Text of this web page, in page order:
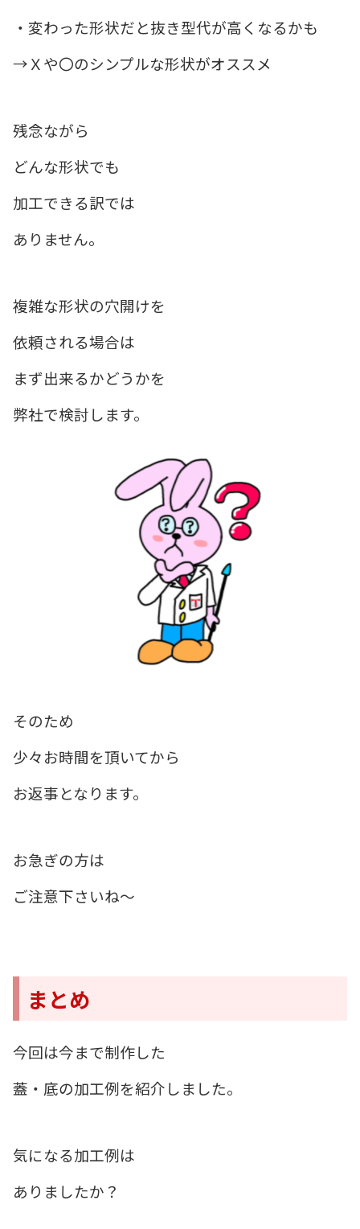
・変わった形状だと抜き型代が高くなるかも
→Ｘや〇のシンプルな形状がオススメ
残念ながら
どんな形状でも
加工できる訳では
ありません。
複雑な形状の穴開けを
依頼される場合は
まず出来るかどうかを
弊社で検討します。
そのため
少々お時間を頂いてから
お返事となります。
お急ぎの方は
ご注意下さいね～
まとめ
今回は今まで制作した
蓋・底の加工例を紹介しました。
気になる加工例は
ありましたか？